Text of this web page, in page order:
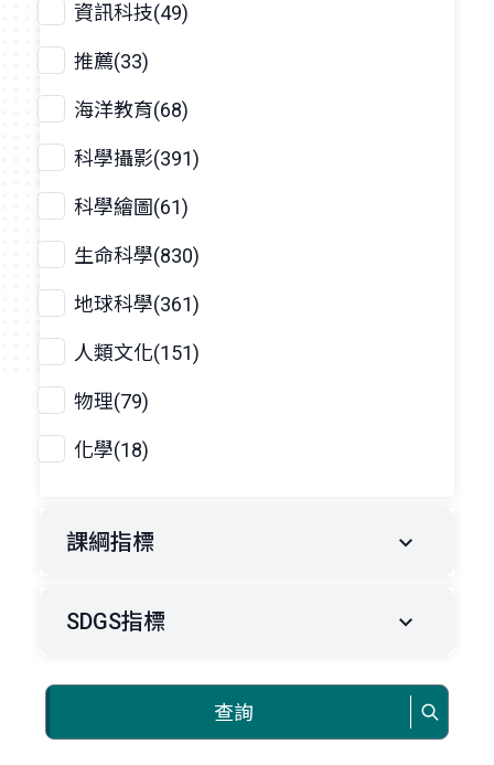
資訊科技(49)
推薦(33)
海洋教育(68)
科學攝影(391)
科學繪圖(61)
生命科學(830)
地球科學(361)
人類文化(151)
物理(79)
化學(18)
課綱指標
SDGS指標
查詢